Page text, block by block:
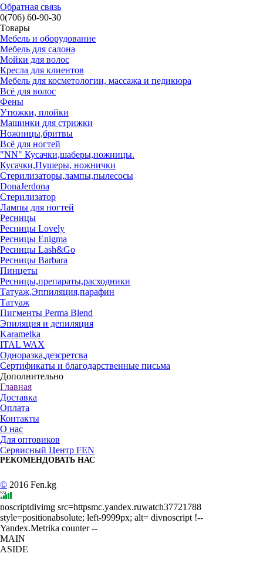
Обратная связь
0(706) 60-90-30
Товары
Мебель и оборудование
Мебель для салона
Мойки для волос
Кресла для клиентов
Мебель для косметологии, массажа и педикюра
Всё для волос
Фены
Утюжки, плойки
Машинки для стрижки
Ножницы,бритвы
Всё для ногтей
"NN" Кусачки,шаберы,ножницы.
Кусачки,Пушеры, ножнички
Стерилизаторы,лампы,пылесосы
DonaJerdona
Стерилизатор
Лампы для ногтей
Ресницы
Ресницы Lovely
Ресницы Enigma
Ресницы Lash&Go
Ресницы Barbara
Пинцеты
Ресницы,препараты,расходники
Татуаж,Эппиляция,парафин
Татуаж
Пигменты Perma Blend
Эпиляция и депиляция
Karamelka
ITAL WAX
Одноразка,дезсретсва
Сертификаты и благодарственные письма
Дополнительно
Главная
Доставка
Оплата
Контакты
О нас
Для оптовиков
Сервисный Центр FEN
РЕКОМЕНДОВАТЬ НАС
© 2016 Fen.kg
noscriptdivimg src=httpsmc.yandex.ruwatch37721788
style=positionabsolute; left-9999px; alt= divnoscript !--
Yandex.Metrika counter --
MAIN
ASIDE